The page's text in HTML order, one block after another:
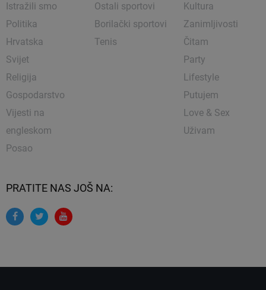
Istražili smo
Politika
Hrvatska
Svijet
Religija
Gospodarstvo
Vijesti na
engleskom
Posao
Ostali sportovi
Borilački sportovi
Tenis
Kultura
Zanimljivosti
Čitam
Party
Lifestyle
Putujem
Love & Sex
Uživam
PRATITE NAS JOŠ NA: